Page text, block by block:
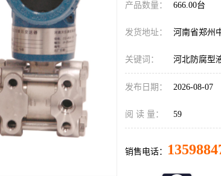
产品数量： 666.00台
发货地址： 河南省郑州
关键词： 河北防腐型
发布日期： 2026-08-07
阅 读 量： 59
销售电话：